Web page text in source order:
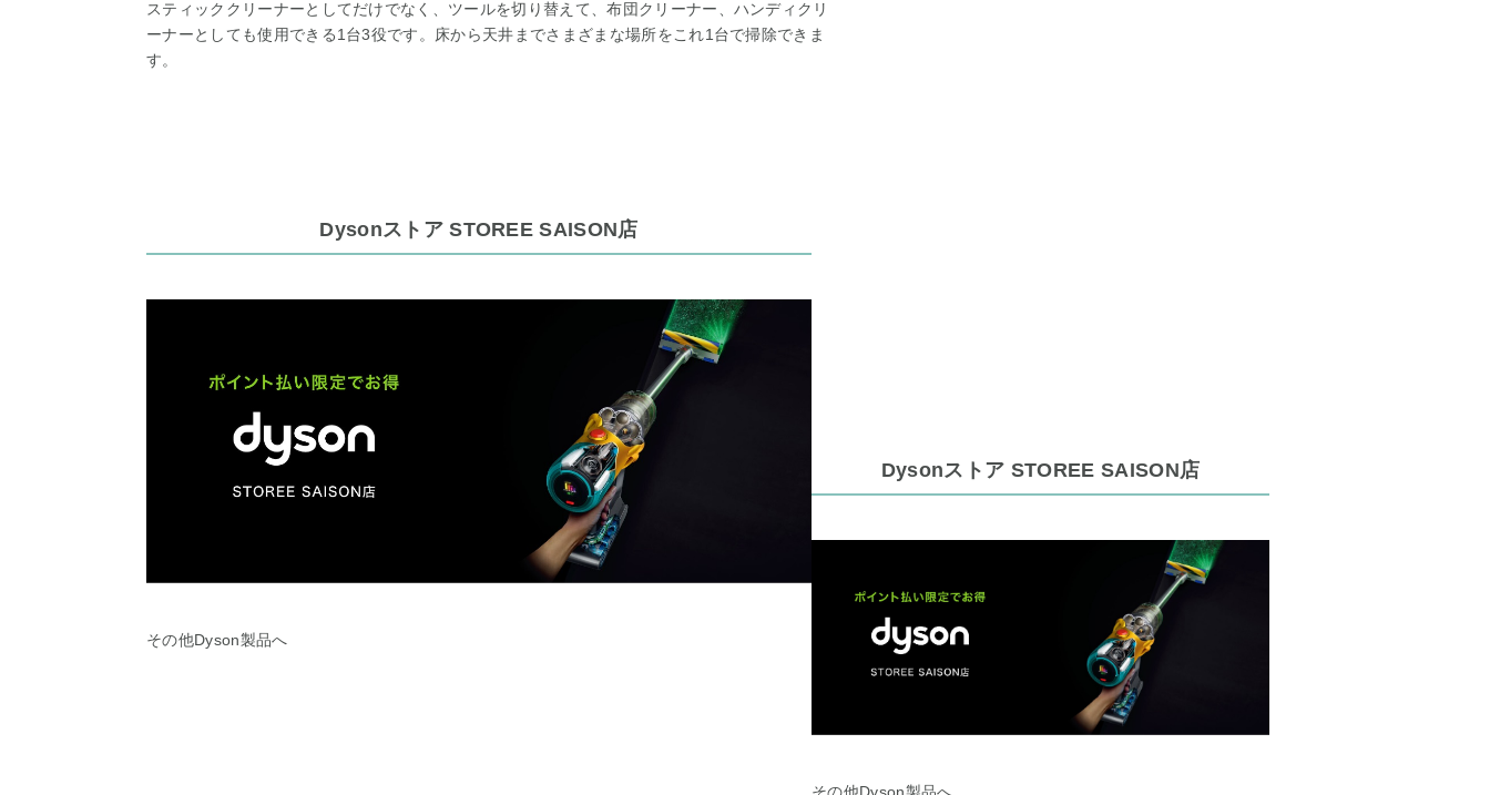
スティッククリーナーとしてだけでなく、ツールを切り替えて、布団クリーナー、ハンディクリ
ーナーとしても使用できる1台3役です。床から天井までさまざまな場所をこれ1台で掃除できま
す。
Dysonストア STOREE SAISON店
その他Dyson製品へ
Dysonストア STOREE SAISON店
その他Dyson製品へ